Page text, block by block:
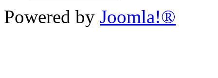
Powered by Joomla!®